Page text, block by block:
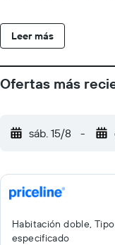
desayuno buffet.
como Cesme Castle,
Leer más
Ofertas más
sáb. 15/8 -
Habitación doble,
especificado